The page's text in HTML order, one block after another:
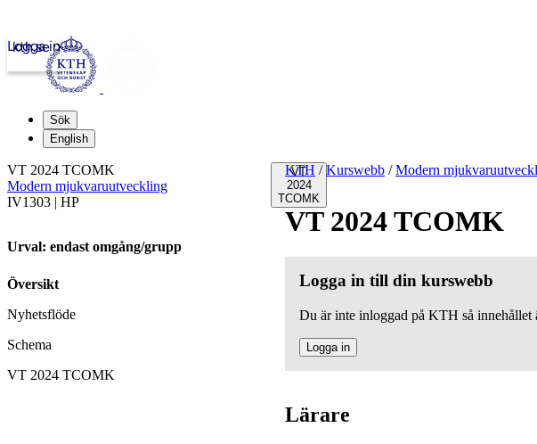
kth.se
Logga in
Sök
English
VT
2024
TCOMK
KTH / Kurswebb / Modern
VT 2024 TCOMK
Logga in till din kurswebb
Du är inte inloggad på KTH så innehållet
Logga in
Lärare
VT 2024 TCOMK
Modern mjukvaruutveckling
IV1303 | HP
Urval: endast omgång/grupp
Översikt
Nyhetsflöde
Schema
VT 2024 TCOMK